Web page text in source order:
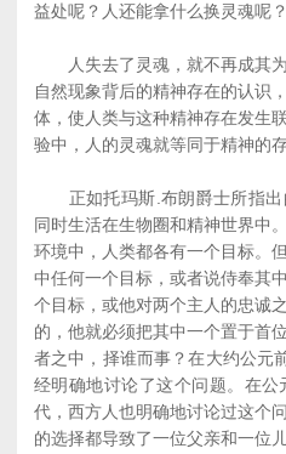
益处呢？人还能拿什么换灵魂呢？
人失去了灵魂，就不再成其为
自然现象背后的精神存在的认识
体，使人类与这种精神存在发生
验中，人的灵魂就等同于精神的存
正如托玛斯.布朗爵士所指出
同时生活在生物圈和精神世界中
环境中，人类都各有一个目标。
中任何一个目标，或者说侍奉其
个目标，或他对两个主人的忠诚
的，他就必须把其中一个置于首
者之中，择谁而事？在大约公元
经明确地讨论了这个问题。在
代，西方人也明确地讨论过这个
的选择都导致了一位父亲和一位